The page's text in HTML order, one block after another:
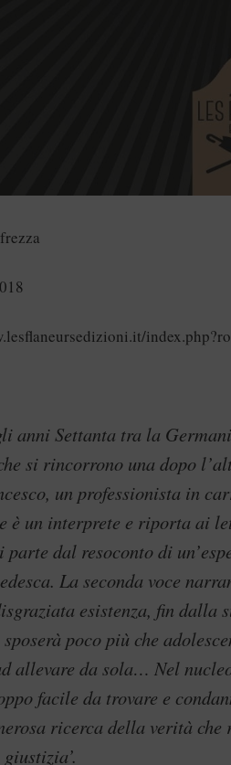
anni Settanta tra la
si rincorrono una dopo
un professionista in
è un interprete e riporta ai
parte dal resoconto di
La seconda voce
esistenza, fin
poco più che
allevare da sola… Nel
facile da trovare e
ricerca della verità